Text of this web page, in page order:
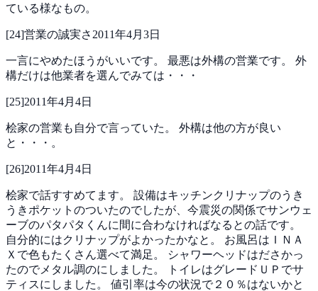
ている様なもの。
[24]営業の誠実さ 2011年4月3日
一言にやめたほうがいいです。 最悪は外構の営業です。 外
構だけは他業者を選んでみては・・・
[25]2011年4月4日
桧家の営業も自分で言っていた。 外構は他の方が良い
と・・・。
[26]2011年4月4日
桧家で話すすめてます。 設備はキッチンクリナップのうき
うきポケットのついたのでしたが、今震災の関係でサンウェ
ーブのパタパタくんに間に合わなければなるとの話です。
自分的にはクリナップがよかったかなと。 お風呂はＩＮＡ
Ｘで色もたくさん選べて満足。
シャワーヘッドはださかっ
たのでメタル調のにしました。
トイレはグレードＵＰでサ
ティスにしました。 値引率は今の状況で２０％はないかと